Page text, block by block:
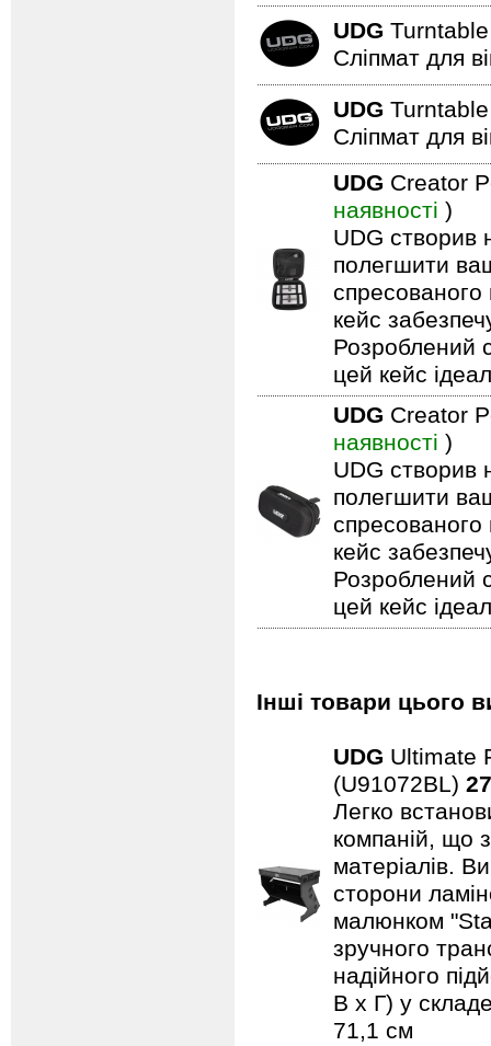
UDG
Сліпмат для
UDG
Сліпмат для
UDG Creator
наявності )
UDG створив
полегшити
кейс
Розроблений
цей кейс
UDG Creator
наявності )
UDG створив
полегшити
кейс
Розроблений
цей кейс
Інші товари цього
UDG Ultimate
(U91072BL)
Легко
компаній, що
матеріалів.
сторони
малюнком
зручного
надійного
В x Г) у
71,1 см